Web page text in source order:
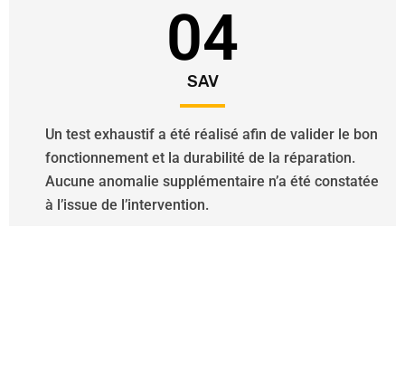
04
SAV
Un test exhaustif a été réalisé afin de valider le bon
fonctionnement et la durabilité de la réparation.
Aucune anomalie supplémentaire n’a été constatée
à l’issue de l’intervention.